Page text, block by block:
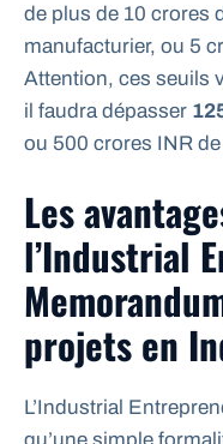
de plus de 10 crores
manufacturier, ou 5
Attention, ces seuils
il faudra dépasser
ou 500 crores INR de
Les
l’Industrial
projets en
L’Industrial